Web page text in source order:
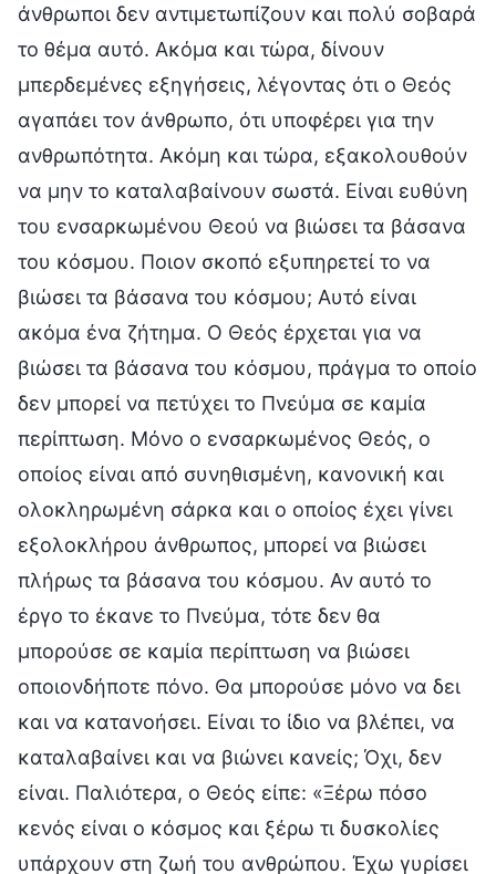
άνθρωποι δεν αντιμετωπίζουν και πολύ σοβαρά
το θέμα αυτό. Ακόμα και τώρα, δίνουν
μπερδεμένες εξηγήσεις, λέγοντας ότι ο Θεός
αγαπάει τον άνθρωπο, ότι υποφέρει για την
ανθρωπότητα. Ακόμη και τώρα, εξακολουθούν
να μην το καταλαβαίνουν σωστά. Είναι ευθύνη
του ενσαρκωμένου Θεού να βιώσει τα βάσανα
του κόσμου. Ποιον σκοπό εξυπηρετεί το να
βιώσει τα βάσανα του κόσμου; Αυτό είναι
ακόμα ένα ζήτημα. Ο Θεός έρχεται για να
βιώσει τα βάσανα του κόσμου, πράγμα το οποίο
δεν μπορεί να πετύχει το Πνεύμα σε καμία
περίπτωση. Μόνο ο ενσαρκωμένος Θεός, ο
οποίος είναι από συνηθισμένη, κανονική και
ολοκληρωμένη σάρκα και ο οποίος έχει γίνει
εξολοκλήρου άνθρωπος, μπορεί να βιώσει
πλήρως τα βάσανα του κόσμου. Αν αυτό το
έργο το έκανε το Πνεύμα, τότε δεν θα
μπορούσε σε καμία περίπτωση να βιώσει
οποιονδήποτε πόνο. Θα μπορούσε μόνο να δει
και να κατανοήσει. Είναι το ίδιο να βλέπει, να
καταλαβαίνει και να βιώνει κανείς; Όχι, δεν
είναι. Παλιότερα, ο Θεός είπε: «Ξέρω πόσο
κενός είναι ο κόσμος και ξέρω τι δυσκολίες
υπάρχουν στη ζωή του ανθρώπου. Έχω γυρίσει